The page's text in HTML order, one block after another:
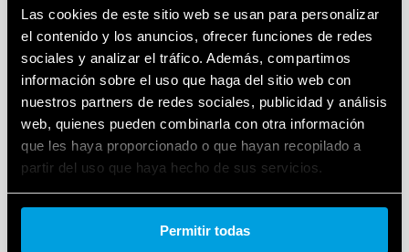
Las cookies de este sitio web se usan para personalizar
el contenido y los anuncios, ofrecer funciones de redes
sociales y analizar el tráfico. Además, compartimos
información sobre el uso que haga del sitio web con
nuestros partners de redes sociales, publicidad y análisis
web, quienes pueden combinarla con otra información
que les haya proporcionado o que hayan recopilado a
partir del uso que haya hecho de sus servicios.
Cookie policy.
Permitir todas
tecnología NFC, se puede obtener una visión general
de cuántos sectores y cuántas aplicaciones se pueden
emplear.
Ejemplos de posibilidades que ofrece:
Realizar pagos a través de teléfonos móviles y
Integrar tarjetas de crédito en dispositivos móviles